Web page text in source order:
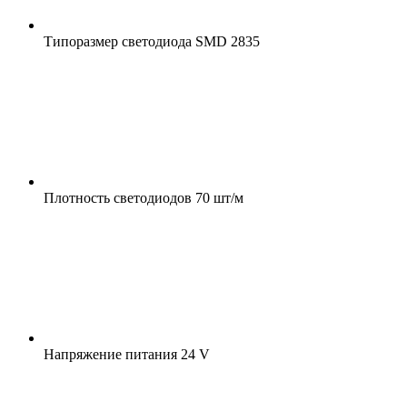
Типоразмер светодиода SMD 2835
Плотность светодиодов 70 шт/м
Напряжение питания 24 V